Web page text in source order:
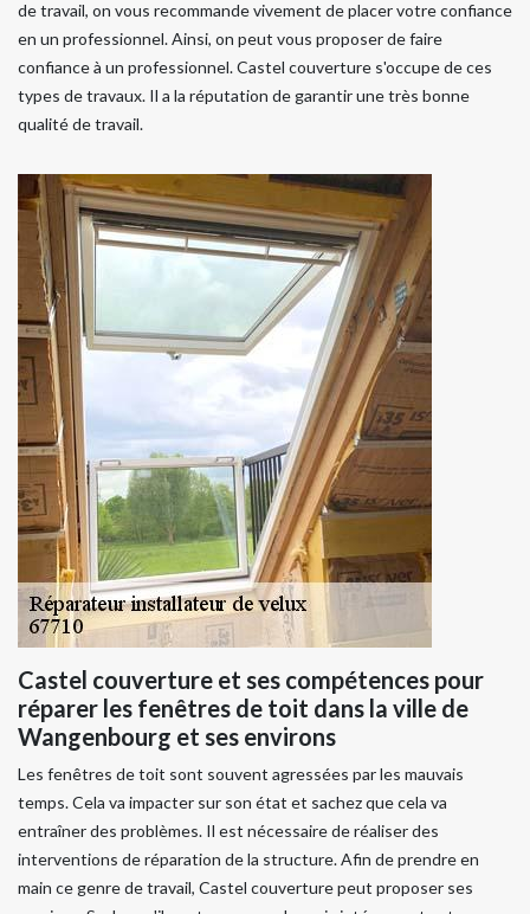
de travail, on vous recommande vivement de placer votre confiance
en un professionnel. Ainsi, on peut vous proposer de faire
confiance à un professionnel. Castel couverture s'occupe de ces
types de travaux. Il a la réputation de garantir une très bonne
qualité de travail.
Castel couverture et ses compétences pour
réparer les fenêtres de toit dans la ville de
Wangenbourg et ses environs
Les fenêtres de toit sont souvent agressées par les mauvais
temps. Cela va impacter sur son état et sachez que cela va
entraîner des problèmes. Il est nécessaire de réaliser des
interventions de réparation de la structure. Afin de prendre en
main ce genre de travail, Castel couverture peut proposer ses